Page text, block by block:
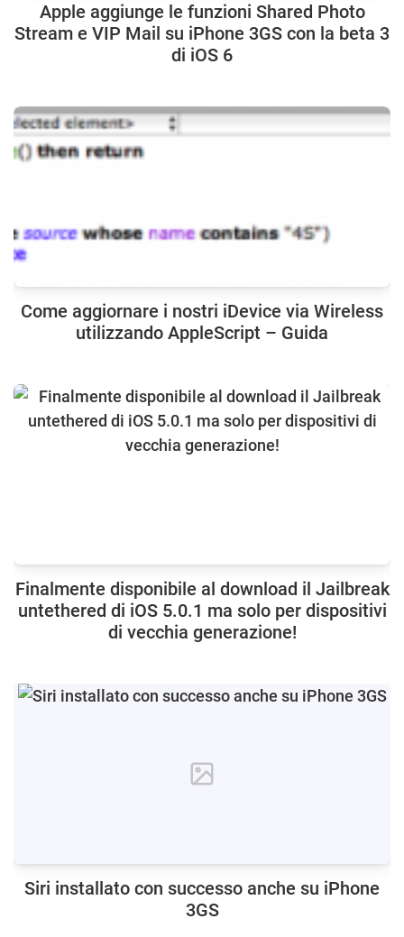
Apple aggiunge le funzioni Shared Photo
Stream e VIP Mail su iPhone 3GS con la beta 3
di iOS 6
Come aggiornare i nostri iDevice via Wireless
utilizzando AppleScript – Guida
Finalmente disponibile al download il Jailbreak
untethered di iOS 5.0.1 ma solo per dispositivi
di vecchia generazione!
Siri installato con successo anche su iPhone
3GS